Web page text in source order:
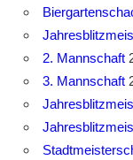
2. Mannschaft
3. Mannschaft